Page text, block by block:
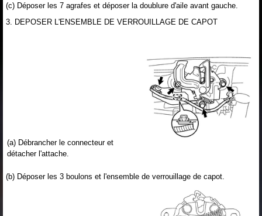
(c) Déposer les 7 agrafes et déposer la doublure d'aile avant gauche.
3. DEPOSER L'ENSEMBLE DE VERROUILLAGE DE CAPOT
(a) Débrancher le connecteur et
détacher l'attache.
(b) Déposer les 3 boulons et l'ensemble de verrouillage de capot.